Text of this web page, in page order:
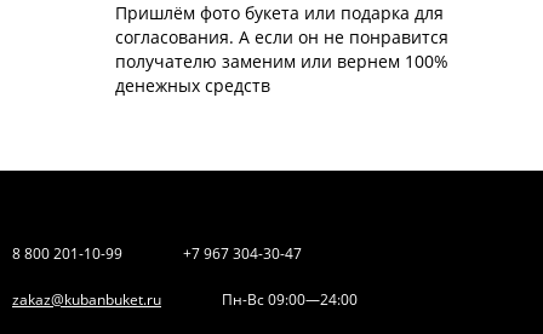
Пришлём фото букета или подарка для
согласования. А если он не понравится
получателю заменим или вернем 100%
денежных средств
8 800 201-10-99 +7 967 304-30-47
zakaz@kubanbuket.ru Пн-Вс 09:00—24:00